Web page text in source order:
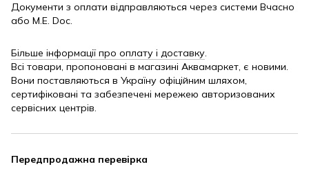
Документи з оплати відправляються через системи Вчасно
або M.E. Doc.
Більше інформації про оплату і доставку.
Всі товари, пропоновані в магазині Аквамаркет, є новими.
Вони поставляються в Україну офіційним шляхом,
сертифіковані та забезпечені мережею авторизованих
сервісних центрів.
Передпродажна перевірка